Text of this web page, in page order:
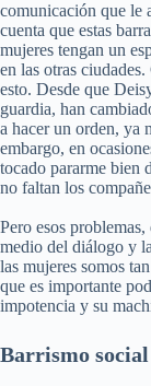
comunicación que le
cuenta que estas
mujeres tengan un
en las otras
esto. Desde que
guardia, han
a hacer un orden, ya
embargo, en
tocado pararme bien
no faltan los
Pero esos
medio del diálogo y
las mujeres somos
que es importante
impotencia y su
Barrismo